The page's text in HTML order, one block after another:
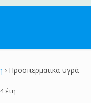
› Προσπερματικα υγρά
έτη